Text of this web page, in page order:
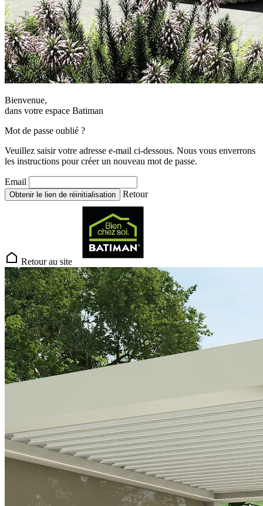
Bienvenue,
dans votre espace Batiman
Mot de passe oublié ?
Veuillez saisir votre adresse e-mail ci-dessous. Nous vous enverrons
les instructions pour créer un nouveau mot de passe.
Email
Obtenir le lien de réinitialisation Retour
Retour au site